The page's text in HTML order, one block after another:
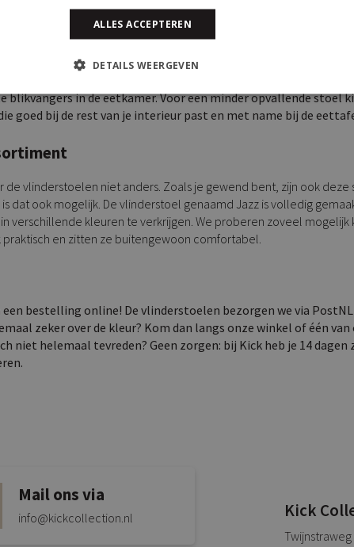
Wil je graag een vlinderstoel met een fluwelen bekleding?
) en wit behoren tot de mogelijkheden.
in de eetkamer. Voor een minder opvallende stoel
goed bij de rest van je interieur past en met name bij de
vlinderstoelen niet anders. Zoals je gewend bent, zijn ook
ook mogelijk. De vlinderstoel genaamd Jazz is volledig
verschillende kleuren te verkrijgen. We proberen zoveel
en zitten ze buitengewoon comfortabel.
bestelling online! De vlinderstoelen bezorgen we via
zeker over de kleur? Kom dan langs onze winkel of één
helemaal tevreden? Geen zorgen: bij Kick heb je 14
Mail ons via
info@kickcollection.nl Kick
Twijnstraweg
ALLES ACCEPTEREN
DETAILS WEERGEVEN